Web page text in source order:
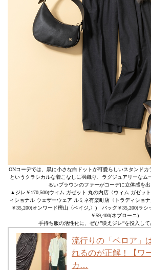
ONコーデでは、黒に小さな白ドットが可愛らしいスタンド
というクラシカルな着こなしに羽織り、ラグジュアリーなム
るいブラウンのファーがコーデに立体感を出
▲ジレ￥170,500(ウィム ガゼット 丸の内店〈ウィム ガゼッ
ィショナル ウェザーウェア ルミネ有楽町店〈トラディショ
￥35,200(オンワード樫山〈ベイジ,〉) バッグ￥35,200(ラ
￥59,400(ネブローニ)
手持ち服の活性化に、ぜひ”映えジレ”を投入して
流行りの「ベロア」
れるのが正解！【ワ
カ…